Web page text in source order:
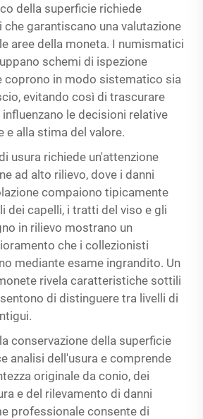
della superficie richiede
garantiscano una valutazione
aree della moneta. I numismatici
schemi di ispezione
coprono in modo sistematico sia
evitando così di trascurare
le decisioni relative
e alla stima del valore.
usura richiede un'attenzione
ad alto rilievo, dove i danni
compaiono tipicamente
dei capelli, i tratti del viso e gli
in rilievo mostrano un
che i collezionisti
mediante esame ingrandito. Un
rivela caratteristiche sottili
di distinguere tra livelli di
conservazione della superficie
analisi dell'usura e comprende
originale da conio, dei
e del rilevamento di danni
professionale consente di